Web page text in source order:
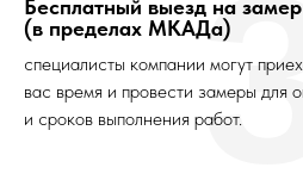
Бесплатный выезд на
(в пределах МКАДа)
специалисты компании могут
вас время и провести замеры для
и сроков выполнения работ.